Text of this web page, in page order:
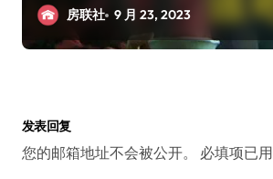
房联社 9 月 23, 2023
发表回复
您的邮箱地址不会被公开。 必填项已用